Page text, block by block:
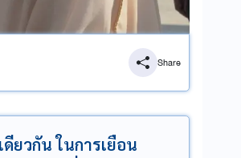
Share
ยวกัน ในการเยือน